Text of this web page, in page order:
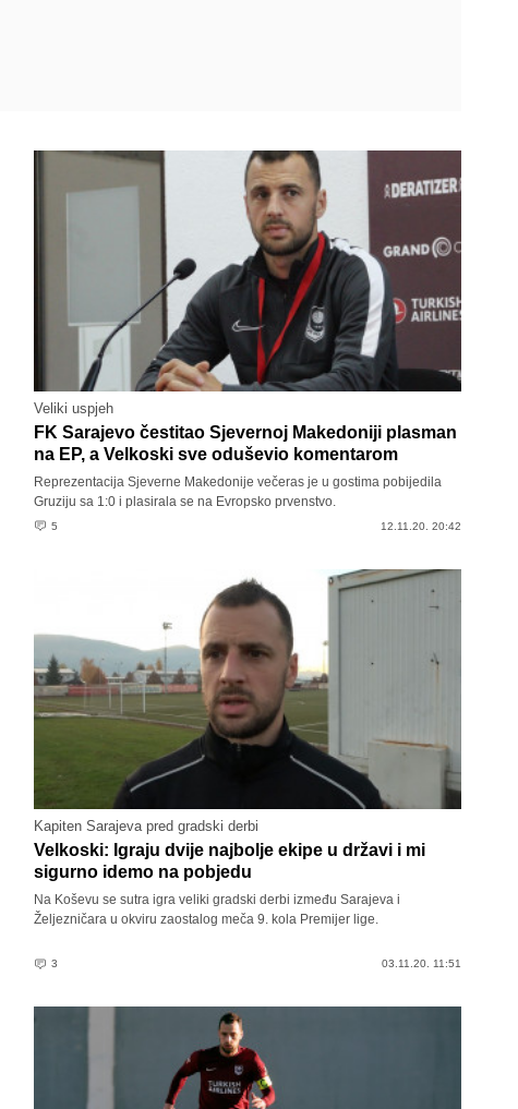
Veliki uspjeh
FK Sarajevo čestitao Sjevernoj Makedoniji plasman
na EP, a Velkoski sve oduševio komentarom
Reprezentacija Sjeverne Makedonije večeras je u gostima pobijedila
Gruziju sa 1:0 i plasirala se na Evropsko prvenstvo.
5 12.11.20. 20:42
Kapiten Sarajeva pred gradski derbi
Velkoski: Igraju dvije najbolje ekipe u državi i mi
sigurno idemo na pobjedu
Na Koševu se sutra igra veliki gradski derbi između Sarajeva i
Željezničara u okviru zaostalog meča 9. kola Premijer lige.
3 03.11.20. 11:51